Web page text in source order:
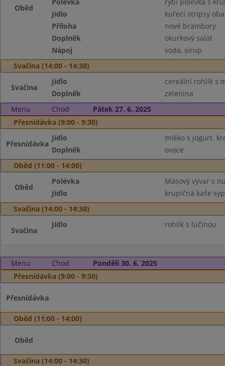
Oběd
Jídlo
kuřecí stripsy
Příloha
nové brambory
Doplněk
okurkový salát
Nápoj
voda, sirup
Svačina (14:00 - 14:30)
Svačina
Jídlo
cereální rohlík s
Doplněk
zelenina
Menu
Chod
Pátek 27. 6. 2025
Přesnídávka (9:00 - 9:30)
Přesnídávka
Jídlo
mléko s jogurt.
Doplněk
ovoce
Oběd (11:00 - 14:00)
Oběd
Polévka
Masový vývar s
Jídlo
krupičná kaše
Svačina (14:00 - 14:30)
Svačina
Jídlo rohlík s lučinou
Menu Chod
Pondělí 30. 6. 2025
Přesnídávka (9:00 - 9:30)
Přesnídávka
Oběd (11:00 - 14:00)
Oběd
Svačina (14:00 - 14:30)